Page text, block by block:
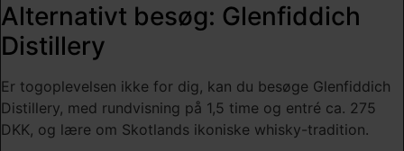
Alternativt besøg: Glenfiddich
Distillery
Er togoplevelsen ikke for dig, kan du besøge Glenfiddich
Distillery, med rundvisning på 1,5 time og entré ca. 275
DKK, og lære om Skotlands ikoniske whisky-tradition.